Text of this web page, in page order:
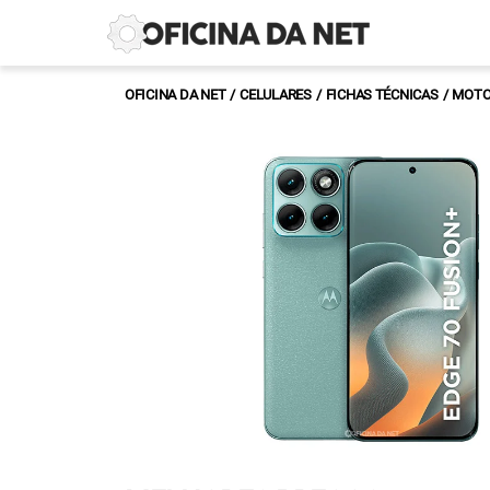
OFICINA DA NET CELULARES FICHAS TÉCNICAS